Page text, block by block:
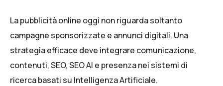
La pubblicità online oggi non riguarda soltanto
campagne sponsorizzate e annunci digitali. Una
strategia efficace deve integrare comunicazione,
contenuti,SEO,SEO AI e presenza nei sistemi di
ricerca basati su Intelligenza Artificiale.